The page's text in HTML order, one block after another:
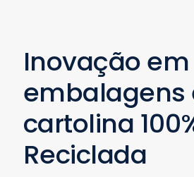
Inovação em
embalagens
cartolina
Reciclada